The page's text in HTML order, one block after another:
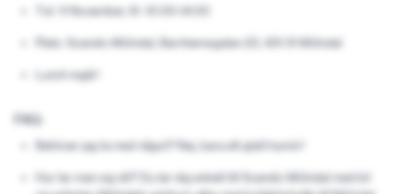
11 November, Kl. 10:00-14:00
Plats: Scandic Mölndal, Barnhemsgatan 23, 431 31 Mölndal
Lunch ingår!
FAQ:
Behöver jag ta med något? Nej, bara ett glatt humör!
Hur tar man sig dit? Du tar dig enkelt till Scandic Mölndal
med bil